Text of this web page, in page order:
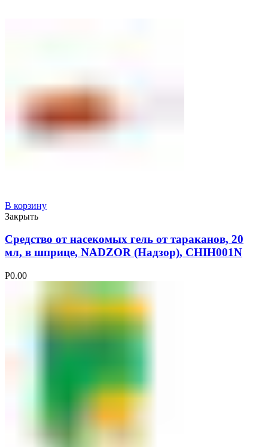
В корзину
Закрыть
Средство от насекомых гель от тараканов, 20
мл, в шприце, NADZOR (Надзор), CHIH001N
Р0.00